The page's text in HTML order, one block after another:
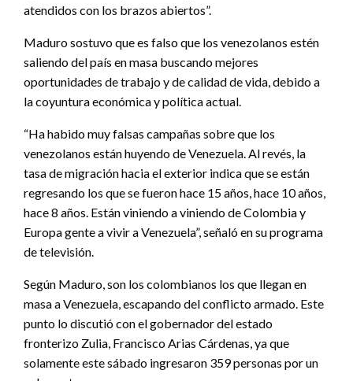
atendidos con los brazos abiertos”.
Maduro sostuvo que es falso que los venezolanos estén
saliendo del país en masa buscando mejores
oportunidades de trabajo y de calidad de vida, debido a
la coyuntura económica y política actual.
“Ha habido muy falsas campañas sobre que los
venezolanos están huyendo de Venezuela. Al revés, la
tasa de migración hacia el exterior indica que se están
regresando los que se fueron hace 15 años, hace 10 años,
hace 8 años. Están viniendo a viniendo de Colombia y
Europa gente a vivir a Venezuela”, señaló en su programa
de televisión.
Según Maduro, son los colombianos los que llegan en
masa a Venezuela, escapando del conflicto armado. Este
punto lo discutió con el gobernador del estado
fronterizo Zulia, Francisco Arias Cárdenas, ya que
solamente este sábado ingresaron 359 personas por un